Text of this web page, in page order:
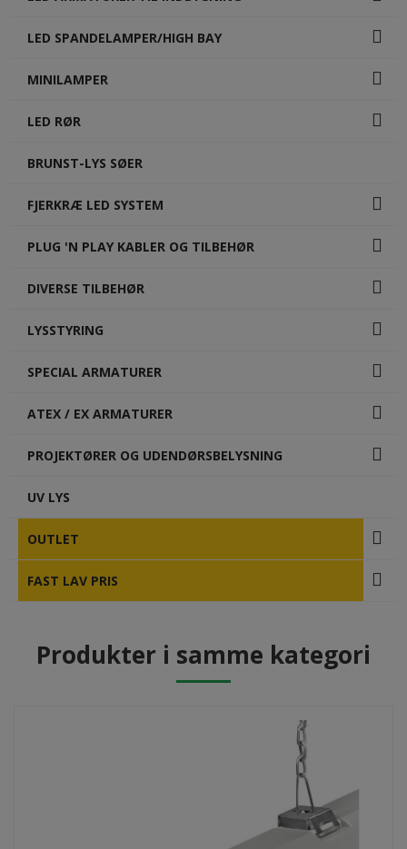
LED SPANDELAMPER/HIGH BAY
MINILAMPER
LED RØR
BRUNST-LYS SØER
FJERKRÆ LED SYSTEM
PLUG 'N PLAY KABLER OG TILBEHØR
DIVERSE TILBEHØR
LYSSTYRING
SPECIAL ARMATURER
ATEX / EX ARMATURER
PROJEKTØRER OG UDENDØRSBELYSNING
UV LYS
OUTLET
FAST LAV PRIS
Produkter i samme kategori